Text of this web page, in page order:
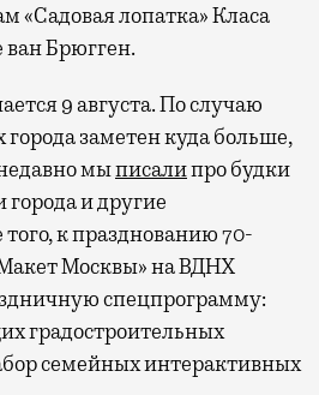
«Садовая лопатка» Класа
Брюгген.
9 августа. По случаю
заметен куда больше,
мыписалипро будки
и другие
к празднованию 70-
Москвы» на ВДНХ
спецпрограмму:
градостроительных
семейных интерактивных